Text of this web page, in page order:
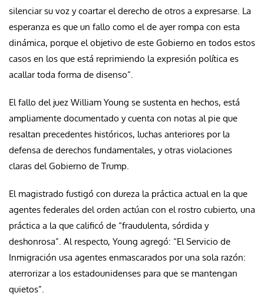
silenciar su voz y coartar el derecho de otros a expresarse. La
esperanza es que un fallo como el de ayer rompa con esta
dinámica, porque el objetivo de este Gobierno en todos estos
casos en los que está reprimiendo la expresión política es
acallar toda forma de disenso”.
El fallo del juez William Young se sustenta en hechos, está
ampliamente documentado y cuenta con notas al pie que
resaltan precedentes históricos, luchas anteriores por la
defensa de derechos fundamentales, y otras violaciones
claras del Gobierno de Trump.
El magistrado fustigó con dureza la práctica actual en la que
agentes federales del orden actúan con el rostro cubierto, una
práctica a la que calificó de “fraudulenta, sórdida y
deshonrosa”. Al respecto, Young agregó: “El Servicio de
Inmigración usa agentes enmascarados por una sola razón:
aterrorizar a los estadounidenses para que se mantengan
quietos”.